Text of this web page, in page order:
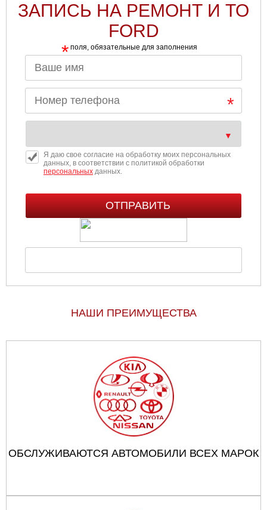
ЗАПИСЬ НА РЕМОНТ И ТО
FORD
* поля, обязательные для заполнения
Я даю свое согласие на обработку моих персональных
данных, в соответствии с политикой обработки
персональныхданных.
НАШИ ПРЕИМУЩЕСТВА
ОБСЛУЖИВАЮТСЯ АВТОМОБИЛИ ВСЕХ МАРОК